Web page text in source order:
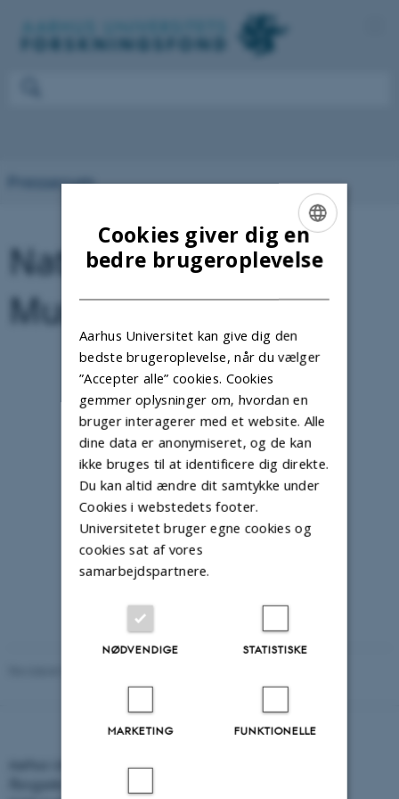
Presserum
Natalie Videbæk
Munkholm
Aarhus Universitets Forskningsfond
ENGLISH
Cookies giver dig en
bedre brugeroplevelse
Aarhus Universitet kan give dig den
bedste brugeroplevelse, når du vælger
”Accepter alle” cookies. Cookies
gemmer oplysninger om, hvordan en
bruger interagerer med et website. Alle
dine data er anonymiseret, og de kan
ikke bruges til at identificere dig direkte.
Du kan altid ændre dit samtykke under
Cookies i webstedets footer.
Universitetet bruger egne cookies og
cookies sat af vores
samarbejdspartnere.
NØDVENDIGE STATISTISKE
MARKETING FUNKTIONELLE